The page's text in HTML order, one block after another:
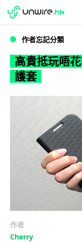
高貴抵
WWDC 2026
作者忘記分類
高貴抵玩唔
護套
作者
Cherry